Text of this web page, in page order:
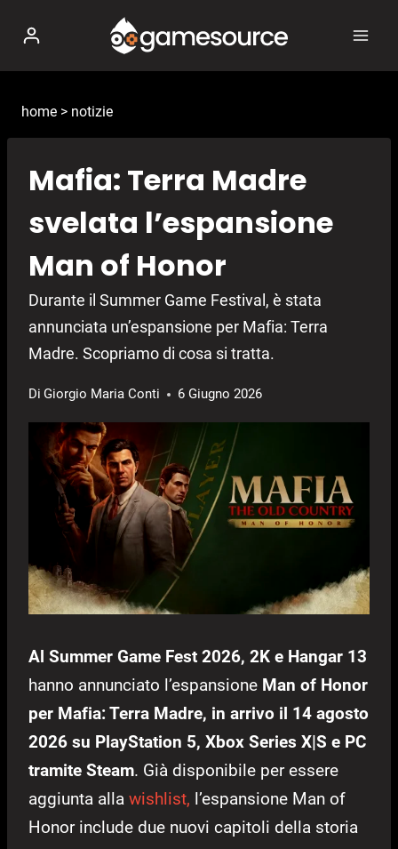
contenuto
home > notizie
Mafia: Terra Madre
svelata l’espansione
Man of Honor
Durante il Summer Game Festival, è stata
annunciata un’espansione per Mafia: Terra
Madre. Scopriamo di cosa si tratta.
Di Giorgio Maria Conti 6 Giugno 2026
Al Summer Game Fest 2026, 2K e Hangar 13
hanno annunciato l’espansione Man of Honor
per Mafia: Terra Madre, in arrivo il 14 agosto
2026 su PlayStation 5, Xbox Series X|S e PC
tramite Steam. Già disponibile per essere
aggiunta alla wishlist, l’espansione Man of
Honor include due nuovi capitoli della storia